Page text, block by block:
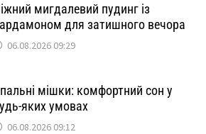
мигдалевий пудинг із
для затишного вечора
06.08.2026 09:29
мішки: комфортний сон у
яких умовах
06.08.2026 09:12